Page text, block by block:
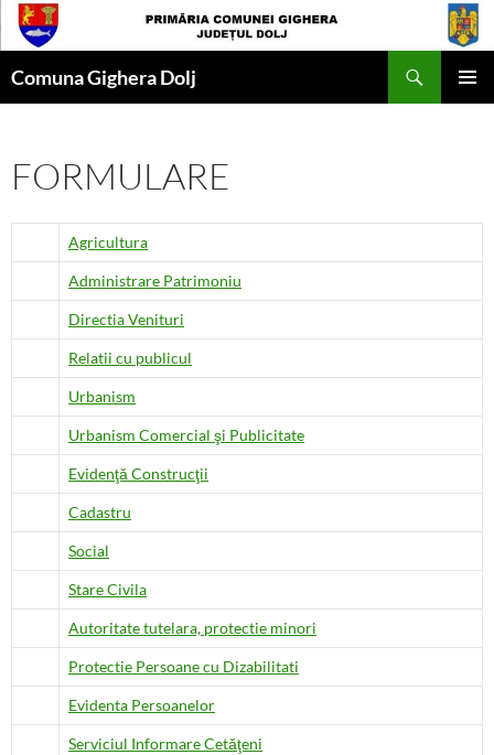
Skip
to
Comuna Gighera Dolj
FORMULARE
Agricultura
Administrare Patrimoniu
Directia Venituri
Relatii cu publicul
Urbanism
Urbanism Comercial şi Publicitate
Evidenţă Construcţii
Cadastru
Social
Stare Civila
Autoritate tutelara, protectie minori
Protectie Persoane cu Dizabilitati
Evidenta Persoanelor
Serviciul Informare Cetăţeni